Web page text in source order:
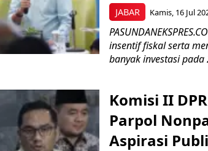
JABAR Kamis, 16 Jul
insentif fiskal serta
banyak investasi pada
Komisi II
Parpol
Aspirasi